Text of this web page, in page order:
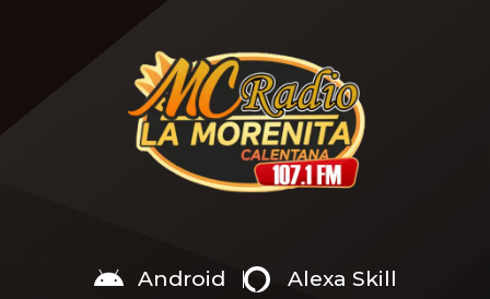
Bienestar anunciara que el
calendario oficial de pagos
de la Beca de Apoyo para
Uniformes y […]
beneficiarios de los
programas sociales se
preguntan si la Secretaría
de Bienestar otorgará […]
Android Alexa Skill